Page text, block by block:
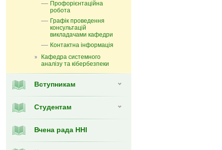
Профорієнтаційна
робота
Графік проведення
консультацій
викладачами кафедри
Контактна інформація
Кафедра системного
аналізу та кібербезпеки
Вступникам
Студентам
Вчена рада ННІ